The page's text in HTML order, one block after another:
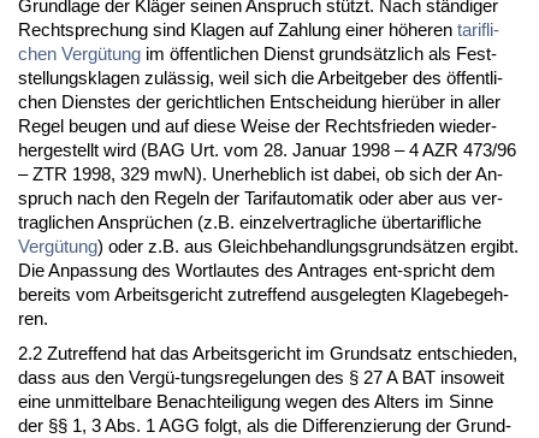
Grund­la­ge der Kläger sei­nen An­spruch stützt. Nach ständi­ger
Recht­spre­chung sind Kla­gen auf Zah­lung ei­ner höhe­ren ta­rif­li­
chen Vergütung im öffent­li­chen Dienst grundsätz­lich als Fest­
stel­lungs­kla­gen zulässig, weil sich die Ar­beit­ge­ber des öffent­li­
chen Diens­tes der ge­richt­li­chen Ent­schei­dung hierüber in al­ler
Re­gel beu­gen und auf die­se Wei­se der Rechts­frie­den wie­der­
her­ge­stellt wird (BAG Urt. vom 28. Ja­nu­ar 1998 – 4 AZR 473/96
– ZTR 1998, 329 mwN). Un­er­heb­lich ist da­bei, ob sich der An­
spruch nach den Re­geln der Ta­rif­au­to­ma­tik oder aber aus ver­
trag­li­chen Ansprüchen (z.B. ein­zel­ver­trag­li­che über­ta­rif­li­che
Vergütung) oder z.B. aus Gleich­be­hand­lungs­grundsätzen er­gibt.
Die An­pas­sung des Wort­lau­tes des An­tra­ges ent-spricht dem
be­reits vom Ar­beits­ge­richt zu­tref­fend aus­ge­leg­ten Kla­ge­be­geh­
ren.
2.2 Zu­tref­fend hat das Ar­beits­ge­richt im Grund­satz ent­schie­den,
dass aus den Vergü-tungs­re­ge­lun­gen des § 27 A BAT in­so­weit
ei­ne un­mit­tel­ba­re Be­nach­tei­li­gung we­gen des Al­ters im Sin­ne
der §§ 1, 3 Abs. 1 AGG folgt, als die Dif­fe­ren­zie­rung der Grund­